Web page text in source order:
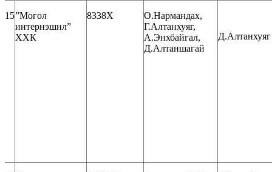
15”Могол
интернэшнл”
ХХК
8338Х
О.Нармандах,
Г.Алтанхуяг,
А.Энхбайгал,
Д.Алтаншагай
Д.Алтанхуяг